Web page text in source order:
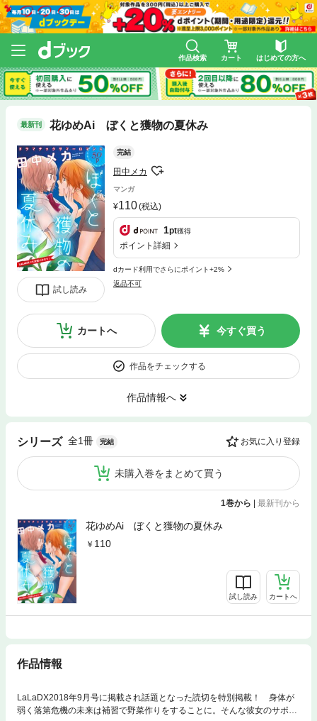
作品検索 カート はじめての方へ
最新刊 花ゆめAi ぼくと獲物の夏休み
試し読み
完結
田中メカ
マンガ
110(税込)
1pt獲得
ポイント詳細
dカード利用でさらにポイント+2%
返品不可
カートへ 今すぐ買う
作品をチェックする
作品情報へ
シリーズ 全1冊 完結 お気に入り登録
未購入巻をまとめて買う
1巻から | 最新刊から
花ゆめAi ぼくと獲物の夏休み
110
試し読み カートへ
作品情報
LaLaDX2018年9月号に掲載され話題となった読切を特別掲載！ 身体が
弱く落第危機の未来は補習で野菜作りをすることに。そんな彼女のサポー